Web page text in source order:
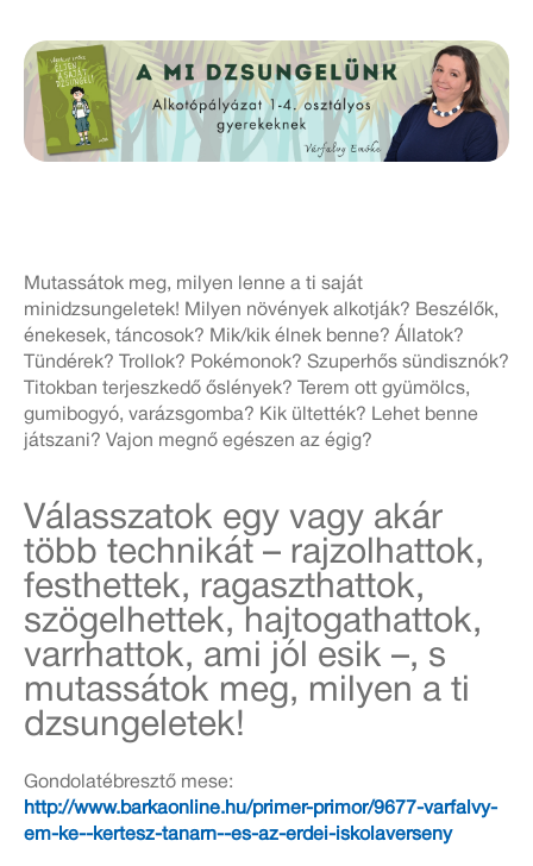
Mutassátok meg, milyen lenne a ti saját
minidzsungeletek! Milyen növények alkotják? Beszélők,
énekesek, táncosok? Mik/kik élnek benne? Állatok?
Tündérek? Trollok? Pokémonok? Szuperhős sündisznók?
Titokban terjeszkedő őslények? Terem ott gyümölcs,
gumibogyó, varázsgomba? Kik ültették? Lehet benne
játszani? Vajon megnő egészen az égig?
Válasszatok egy vagy akár
több technikát – rajzolhattok,
festhettek, ragaszthattok,
szögelhettek, hajtogathattok,
varrhattok, ami jól esik –, s
mutassátok meg, milyen a ti
dzsungeletek!
Gondolatébresztő mese:
http://www.barkaonline.hu/primer-primor/9677-varfalvy-
em-ke--kertesz-tanarn--es-az-erdei-iskolaverseny